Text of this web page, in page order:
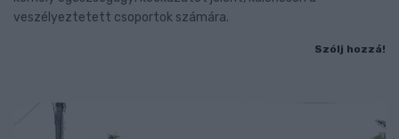
veszélyeztetett csoportok számára.
Szólj hozzá!